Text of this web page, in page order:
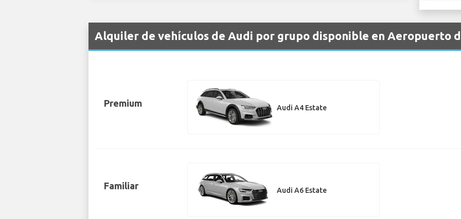
Alquiler de vehículos de Audi por grupo disponible en Aeropuerto
Premium Audi A4 Estate
Familiar Audi A6 Estate